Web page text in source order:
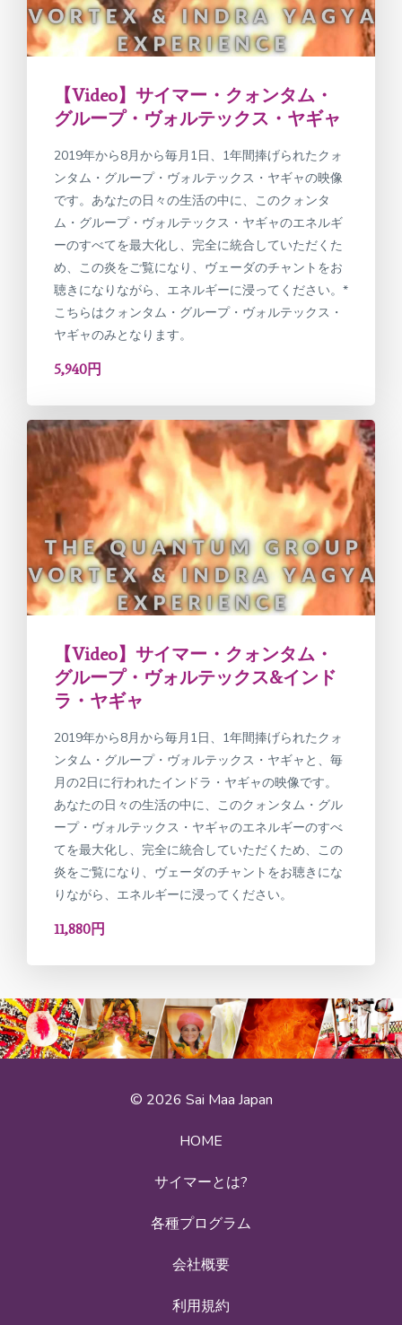
【Video】サイマー・クォンタム・
グループ・ヴォルテックス・ヤギャ
2019年から8月から毎月1日、1年間捧げられたクォ
ンタム・グループ・ヴォルテックス・ヤギャの映像
です。あなたの日々の生活の中に、このクォンタ
ム・グループ・ヴォルテックス・ヤギャのエネルギ
ーのすべてを最大化し、完全に統合していただくた
め、この炎をご覧になり、ヴェーダのチャントをお
聴きになりながら、エネルギーに浸ってください。*
こちらはクォンタム・グループ・ヴォルテックス・
ヤギャのみとなります。
5,940円
【Video】サイマー・クォンタム・
グループ・ヴォルテックス&インド
ラ・ヤギャ
2019年から8月から毎月1日、1年間捧げられたクォ
ンタム・グループ・ヴォルテックス・ヤギャと、毎
月の2日に行われたインドラ・ヤギャの映像です。
あなたの日々の生活の中に、このクォンタム・グル
ープ・ヴォルテックス・ヤギャのエネルギーのすべ
てを最大化し、完全に統合していただくため、この
炎をご覧になり、ヴェーダのチャントをお聴きにな
りながら、エネルギーに浸ってください。
11,880円
© 2026 Sai Maa Japan
HOME
サイマーとは?
各種プログラム
会社概要
利用規約